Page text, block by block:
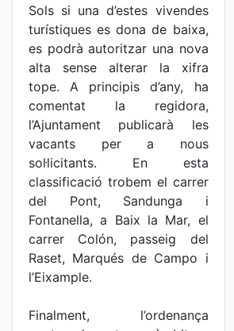
Sols si una d’estes vivendes
turístiques es dona de baixa,
es podrà autoritzar una nova
alta sense alterar la xifra
tope. A principis d’any, ha
comentat la regidora,
l’Ajuntament publicarà les
vacants per a nous
sol·licitants. En esta
classificació trobem el carrer
del Pont, Sandunga i
Fontanella, a Baix la Mar, el
carrer Colón, passeig del
Raset, Marqués de Campo i
l’Eixample.
Finalment, l’ordenança